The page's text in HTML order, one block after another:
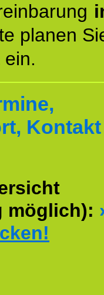
planen
möglich):